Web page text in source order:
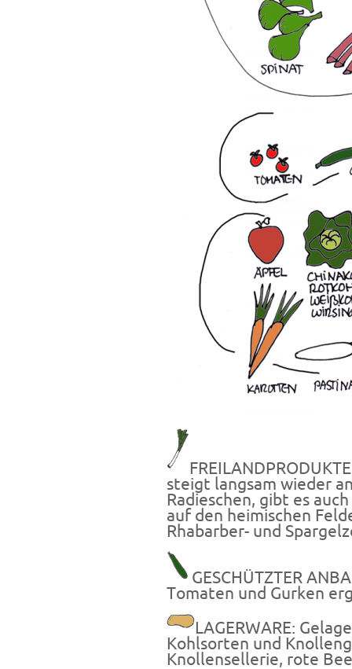
steigt langsam wieder
Radieschen, gibt es
auf den heimischen
Rhabarber- und
GESCHÜTZTER
Tomaten und Gurken
LAGERWARE:
Kohlsorten und
Knollensellerie, rote